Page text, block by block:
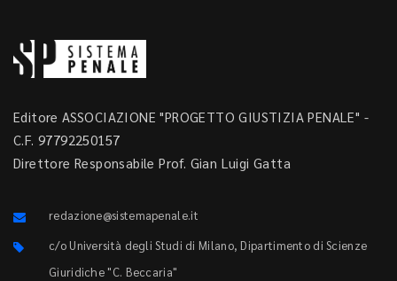
Editore ASSOCIAZIONE "PROGETTO GIUSTIZIA PENALE" -
C.F. 97792250157
Direttore Responsabile Prof. Gian Luigi Gatta
redazione@sistemapenale.it
c/o Università degli Studi di Milano, Dipartimento di Scienze
Giuridiche "C. Beccaria"